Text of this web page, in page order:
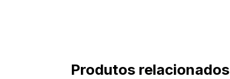
Produtos relacionados